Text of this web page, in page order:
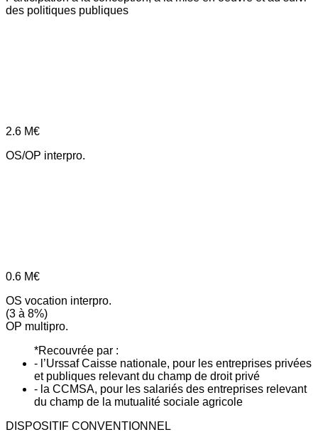
des politiques publiques
2.6 M€
OS/OP interpro.
0.6 M€
OS vocation interpro.
(3 à 8%)
OP multipro.
*Recouvrée par :
- l’Urssaf Caisse nationale, pour les entreprises privées
et publiques relevant du champ de droit privé
- la CCMSA, pour les salariés des entreprises relevant
du champ de la mutualité sociale agricole
DISPOSITIF CONVENTIONNEL